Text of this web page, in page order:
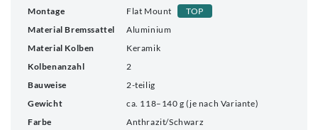
Montage Flat Mount
TOP
Material Bremssattel
Aluminium
Material Kolben
Keramik
Kolbenanzahl
2
Bauweise
2-teilig
Gewicht
ca. 118–140 g (je nach Variante)
Farbe
Anthrazit/Schwarz